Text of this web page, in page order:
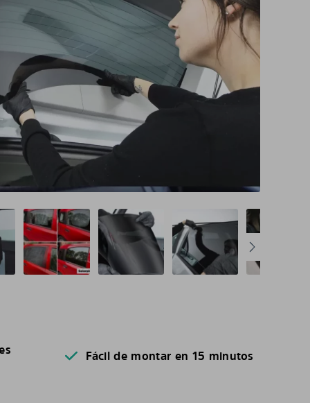
Fácil de montar en 15 minutos